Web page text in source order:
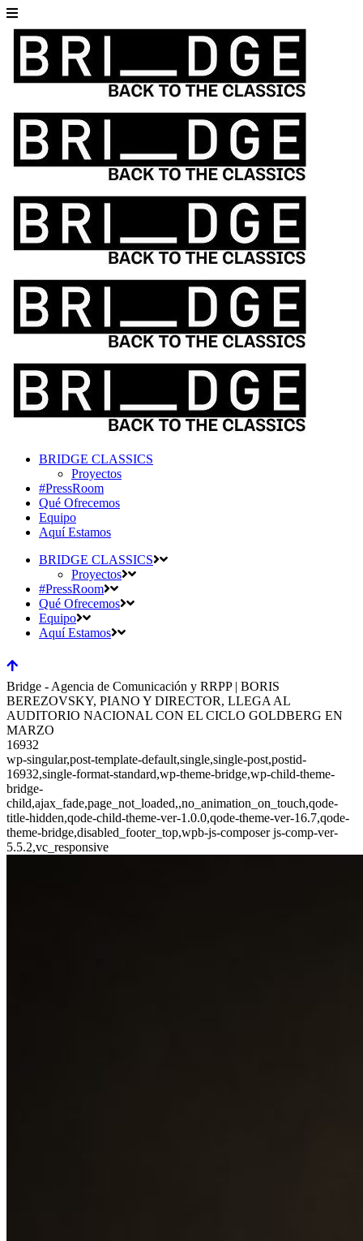
BRIDGE CLASSICS
Proyectos
#PressRoom
Qué Ofrecemos
Equipo
Aquí Estamos
BRIDGE CLASSICS
Proyectos
#PressRoom
Qué Ofrecemos
Equipo
Aquí Estamos
Bridge - Agencia de Comunicación y RRPP | BORIS
BEREZOVSKY, PIANO Y DIRECTOR, LLEGA AL
AUDITORIO NACIONAL CON EL CICLO GOLDBERG EN
MARZO
16932
wp-singular,post-template-default,single,single-post,postid-
16932,single-format-standard,wp-theme-bridge,wp-child-theme-
bridge-
child,ajax_fade,page_not_loaded,,no_animation_on_touch,qode-
title-hidden,qode-child-theme-ver-1.0.0,qode-theme-ver-16.7,qode-
theme-bridge,disabled_footer_top,wpb-js-composer js-comp-ver-
5.5.2,vc_responsive